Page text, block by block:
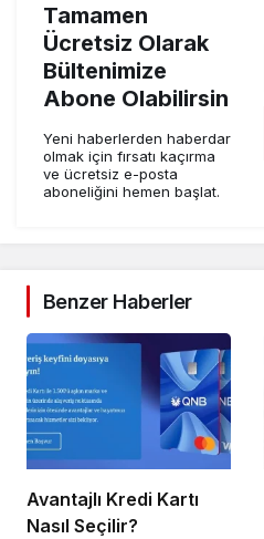
Tamamen
Ücretsiz Olarak
Bültenimize
Abone Olabilirsin
Yeni haberlerden haberdar
olmak için fırsatı kaçırma
ve ücretsiz e-posta
aboneliğini hemen başlat.
Benzer Haberler
Avantajlı Kredi Kartı
Nasıl Seçilir?